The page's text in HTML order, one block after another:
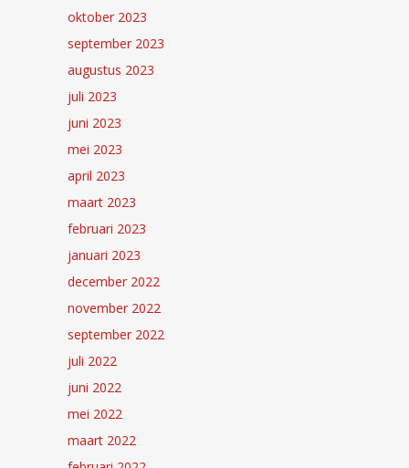
oktober 2023
september 2023
augustus 2023
juli 2023
juni 2023
mei 2023
april 2023
maart 2023
februari 2023
januari 2023
december 2022
november 2022
september 2022
juli 2022
juni 2022
mei 2022
maart 2022